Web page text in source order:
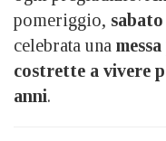
pomeriggio,
celebrata una
costrette a vivere
anni.